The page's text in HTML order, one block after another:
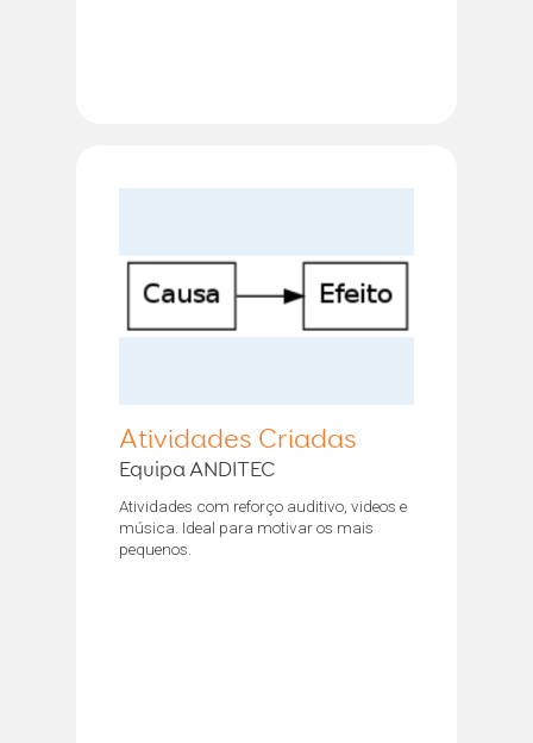
Atividades Criadas
Equipa ANDITEC
Atividades com reforço auditivo, videos e
música. Ideal para motivar os mais
pequenos.